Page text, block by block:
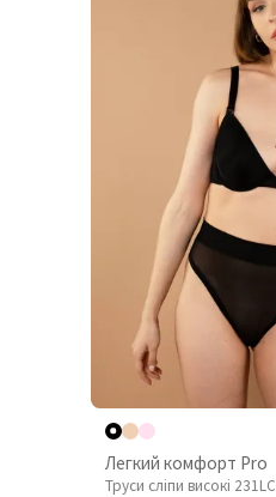
Легкий комфорт Pro
Труси сліпи високі 231LC